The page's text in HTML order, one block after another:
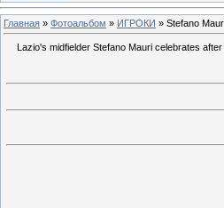
Главная » Фотоальбом » ИГРОКИ » Stefano
Lazio's midfielder Stefano Mauri celebrates